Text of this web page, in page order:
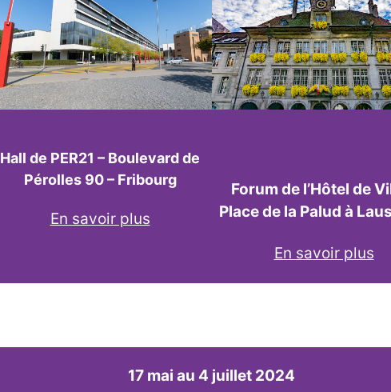
Hall de PER21 – Boulevard de
Pérolles 90 – Fribourg
En savoir plus
Forum de l’Hôtel de
Place de la Palud à
En savoir plus
17 mai au 4 juillet 2024